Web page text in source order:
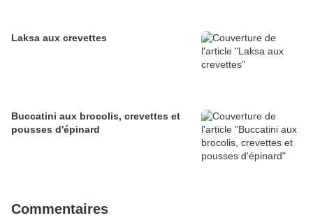
Laksa aux crevettes
Buccatini aux brocolis, crevettes et
pousses d'épinard
Commentaires